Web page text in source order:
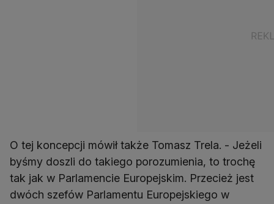
O tej koncepcji mówił także Tomasz Trela. - Jeżeli
byśmy doszli do takiego porozumienia, to trochę
tak jak w Parlamencie Europejskim. Przecież jest
dwóch szefów Parlamentu Europejskiego w